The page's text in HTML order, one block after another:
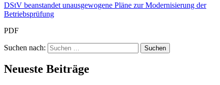
DStV beanstandet unausgewogene Pläne zur Modernisierung der
Betriebsprüfung
PDF
Suchen nach:
Neueste Beiträge